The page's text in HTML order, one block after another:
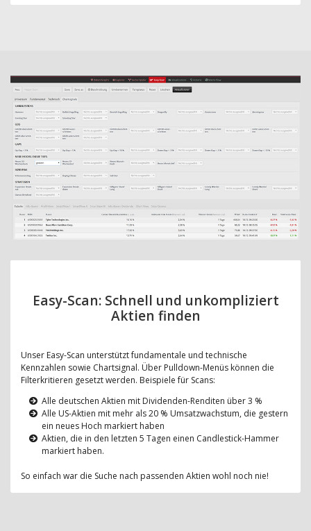
Easy-Scan: Schnell und unkompliziert
Aktien finden
Unser Easy-Scan unterstützt fundamentale und technische
Kennzahlen sowie Chartsignal. Über Pulldown-Menüs können die
Filterkritieren gesetzt werden. Beispiele für Scans:
Alle deutschen Aktien mit Dividenden-Renditen über 3 %
Alle US-Aktien mit mehr als 20 % Umsatzwachstum, die gestern
ein neues Hoch markiert haben
Aktien, die in den letzten 5 Tagen einen Candlestick-Hammer
markiert haben.
So einfach war die Suche nach passenden Aktien wohl noch nie!